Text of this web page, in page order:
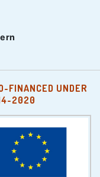
FINANCED UNDER
2020